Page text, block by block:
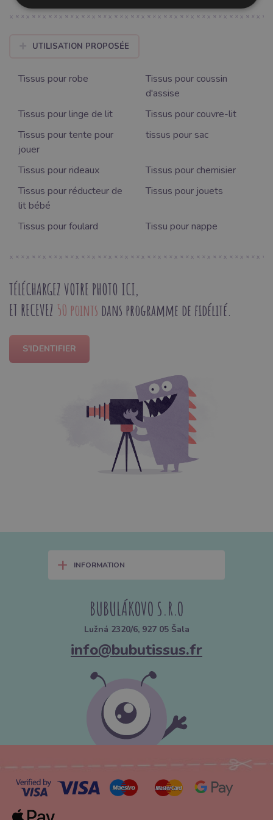
UTILISATION PROPOSÉE
Tissus pour robe
Tissus pour coussin
d'assise
Tissus pour linge de lit
Tissus pour couvre-lit
Tissus pour tente pour
jouer
tissus pour sac
Tissus pour rideaux
Tissus pour chemisier
Tissus pour réducteur de
lit bébé
Tissus pour jouets
Tissus pour foulard Tissu pour nappe
TÉLÉCHARGEZ VOTRE PHOTO ICI,
ET RECEVEZ 50 points dans programme de fidélité.
S'IDENTIFIER
+ INFORMATION
BUBULÁKOVO S.R.O
Lužná 2320/6, 927 05 Šala
info@bubutissus.fr